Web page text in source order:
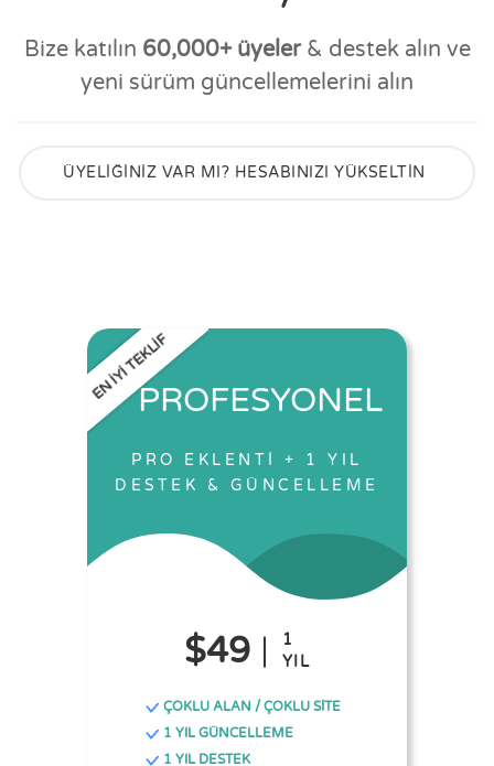
Bize katılın 60,000+ üyeler& destek alın ve
yeni sürüm güncellemelerini alın
ÜYELİĞİNİZ VAR MI? HESABINIZI YÜKSELTİN
EN İYİ TEKLİFPROFESYONEL
PRO EKLENTİ + 1 YIL
DESTEK & GÜNCELLEME
$49
1
YIL
ÇOKLU ALAN / ÇOKLU SİTE
1 YIL GÜNCELLEME
1 YIL DESTEK